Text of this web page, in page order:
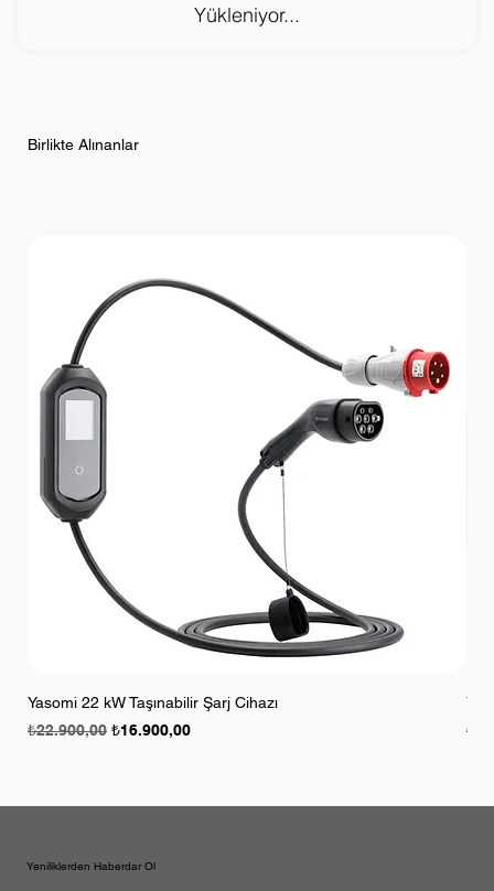
Birlikte Alınanlar
Yasomi 22 kW Taşınabilir Şarj Cihazı
Normal Fiyat
₺22.900,00 İndirimli Fiyat
₺16.900,00
Yükleniyor...
Yeniliklerden Haberdar Ol